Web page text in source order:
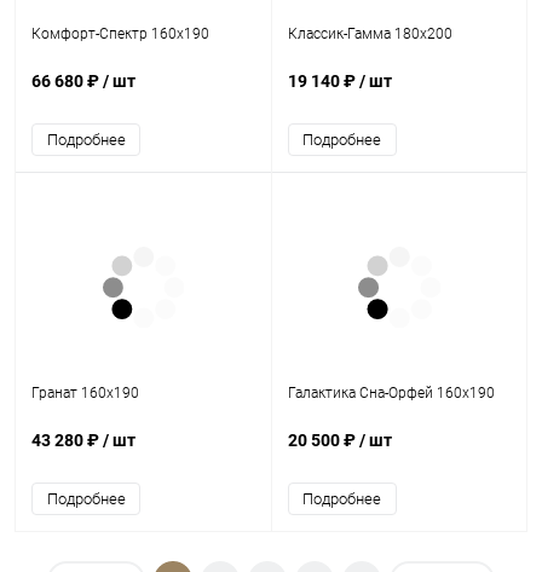
Комфорт-Спектр 160х190
66 680 ₽/ шт
Подробнее
Классик-Гамма 180х200
19 140 ₽/ шт
Подробнее
Гранат 160х190
43 280 ₽/ шт
Подробнее
Галактика Сна-Орфей 160х190
20 500 ₽/ шт
Подробнее